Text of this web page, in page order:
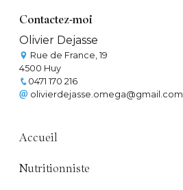
Contactez-moi
Olivier Dejasse
Rue de France, 19
4500 Huy
0471 170 216
olivierdejasse.omega@gmail.com
Accueil
Nutritionniste